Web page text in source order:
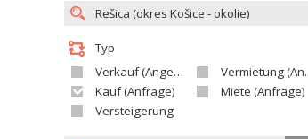
Typ
Verkauf (Angebot)
Vermietung (Angebot)
Kauf (Anfrage)
Miete (Anfrage)
Versteigerung